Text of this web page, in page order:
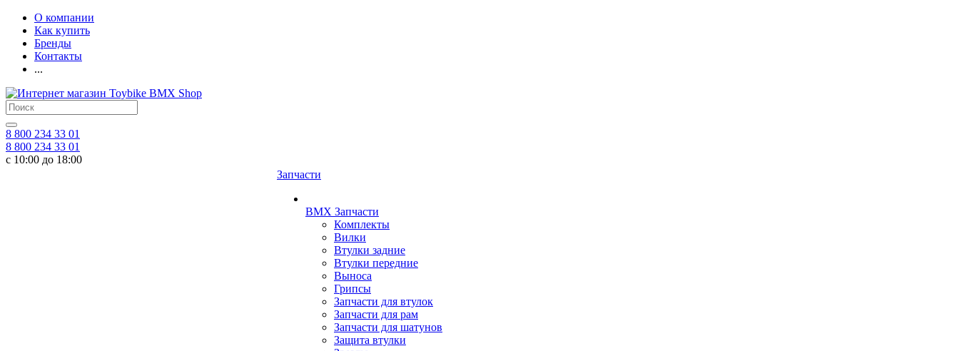
О компании
Как купить
Бренды
Контакты
...
8 800 234 33 01
8 800 234 33 01
с 10:00 до 18:00
Запчасти
BMX Запчасти
Комплекты
Вилки
Втулки задние
Втулки передние
Выноса
Грипсы
Запчасти для втулок
Запчасти для рам
Запчасти для шатунов
Защита втулки